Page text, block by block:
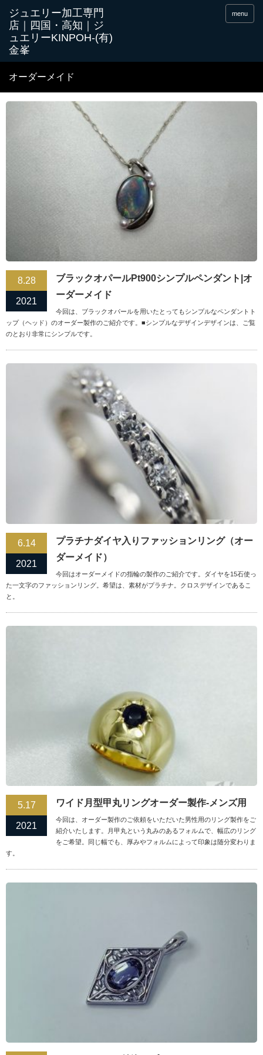
menu
オーダーメイド
8.28
2021
ブラックオパールPt900シンプルペンダント|オ
ーダーメイド
今回は、ブラックオパールを用いたとってもシンプルなペンダントト
ップ（ヘッド）のオーダー製作のご紹介です。■シンプルなデザインデザインは、ご覧
のとおり非常にシンプルです。
6.14
2021
プラチナダイヤ入りファッションリング（オー
ダーメイド）
今回はオーダーメイドの指輪の製作のご紹介です。ダイヤを15石使っ
た一文字のファッションリング。希望は、素材がプラチナ。クロスデザインであるこ
と。
5.17
2021
ワイド月型甲丸リングオーダー製作-メンズ用
今回は、オーダー製作のご依頼をいただいた男性用のリング製作をご
紹介いたします。月甲丸という丸みのあるフォルムで、幅広のリング
をご希望。同じ幅でも、厚みやフォルムによって印象は随分変わりま
す。